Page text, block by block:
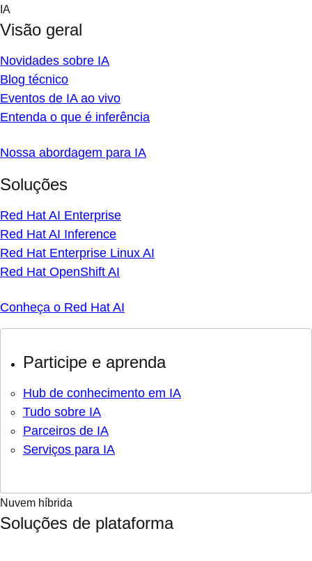
Skip
content
IA
Visão geral
Novidades sobre IA
Blog técnico
Eventos de IA ao vivo
Entenda o que é inferência
Nossa abordagem para IA
Soluções
Red Hat AI Enterprise
Red Hat AI Inference
Red Hat Enterprise Linux AI
Red Hat OpenShift AI
Conheça o Red Hat AI
Participe e aprenda
Hub de conhecimento em IA
Tudo sobre IA
Parceiros de IA
Serviços para IA
Nuvem híbrida
Soluções de plataforma